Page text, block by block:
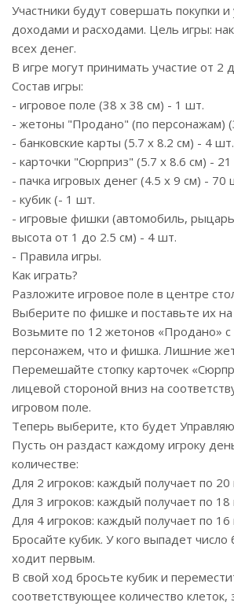
Участники будут совершать покупки
доходами и расходами. Цель игры:
всех денег.
В игре могут принимать участие от 2
Состав игры:
- игровое поле (38 х 38 см) - 1 шт.
- жетоны "Продано" (по персонажам)
- банковские карты (5.7 х 8.2 см) - 4 шт.
- карточки "Сюрприз" (5.7 х 8.6 см) -
- пачка игровых денег (4.5 х 9 см) - 70
- кубик (- 1 шт.
- игровые фишки (автомобиль,
высота от 1 до 2.5 см) - 4 шт.
- Правила игры.
Как играть?
Разложите игровое поле в центре
Выберите по фишке и поставьте их на
Возьмите по 12 жетонов «Продано» с
персонажем, что и фишка. Лишние
Перемешайте стопку карточек
лицевой стороной вниз на
игровом поле.
Теперь выберите, кто будет
Пусть он раздаст каждому игроку
количестве:
Для 2 игроков: каждый получает по
Для 3 игроков: каждый получает по
Для 4 игроков: каждый получает по
Бросайте кубик. У кого выпадет
ходит первым.
В свой ход бросьте кубик и
соответствующее количество клеток,